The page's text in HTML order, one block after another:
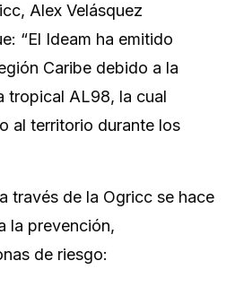
Alex Velásquez
“El Ideam ha emitido
Caribe debido a la
tropical AL98, la cual
al territorio durante los
través de la Ogricc se hace
la prevención,
de riesgo: